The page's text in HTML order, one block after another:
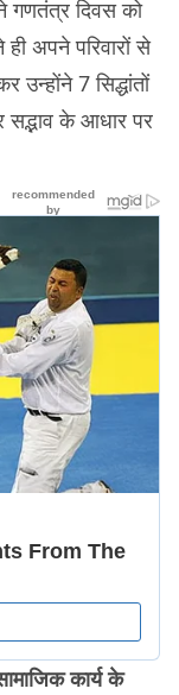
दिवस को
ही अपने परिवारों से
उन्होंने 7 सिद्धांतों
के आधार पर
कार्य के